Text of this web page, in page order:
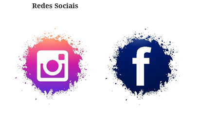
Redes Sociais